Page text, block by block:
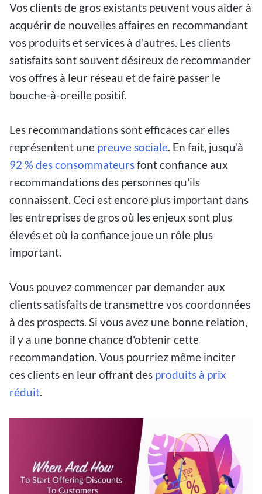
Vos clients de gros existants peuvent vous aider à
acquérir de nouvelles affaires en recommandant
vos produits et services à d'autres. Les clients
satisfaits sont souvent désireux de recommander
vos offres à leur réseau et de faire passer le
bouche-à-oreille positif.
Les recommandations sont efficaces car elles
représentent une preuve sociale. En fait, jusqu'à
92 % des consommateursfont confiance aux
recommandations des personnes qu'ils
connaissent. Ceci est encore plus important dans
les entreprises de gros où les enjeux sont plus
élevés et où la confiance joue un rôle plus
important.
Vous pouvez commencer par demander aux
clients satisfaits de transmettre vos coordonnées
à des prospects. Si vous avez une bonne relation,
il y a une bonne chance d'obtenir cette
recommandation. Vous pourriez même inciter
ces clients en leur offrant des produits à prix
réduit.